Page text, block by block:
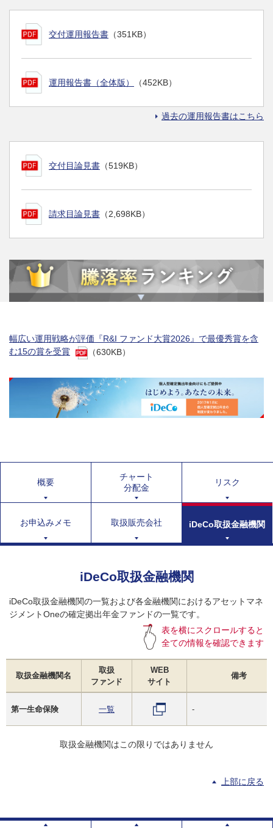
交付運用報告書 （351KB）
運用報告書（全体版） （452KB）
過去の運用報告書はこちら
交付目論見書 （519KB）
請求目論見書 （2,698KB）
幅広い運用戦略が評価『R&I ファンド大賞2026』で最優秀賞を含
む15の賞を受賞
（630KB）
概要
チャート
分配金
リスク
お申込みメモ 取扱販売会社 iDeCo取扱金融機関
iDeCo取扱金融機関
iDeCo取扱金融機関の一覧および各金融機関におけるアセットマネ
ジメントOneの確定拠出年金ファンドの一覧です。
表を横にスクロールすると
全ての情報を確認できます
取扱金融機関名
取扱
ファンド
WEB
サイト
備考
第一生命保険 一覧 -
取扱金融機関はこの限りではありません
上部に戻る